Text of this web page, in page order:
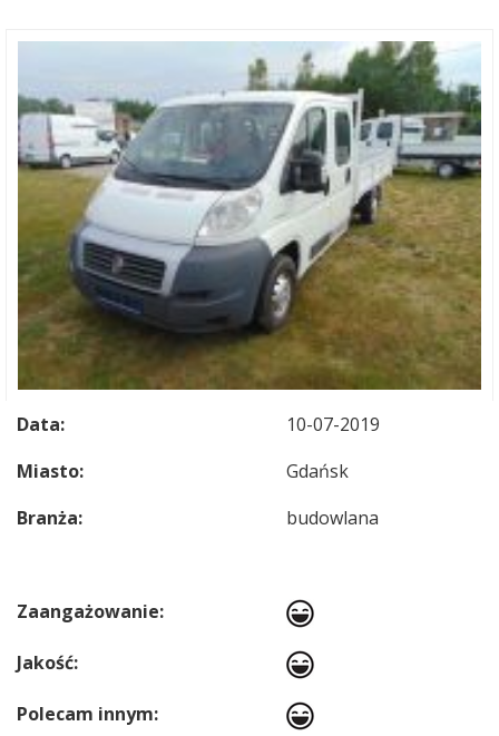
Data:
10-07-2019
Miasto:
Gdańsk
Branża:
budowlana
Zaangażowanie:
Jakość:
Polecam innym: